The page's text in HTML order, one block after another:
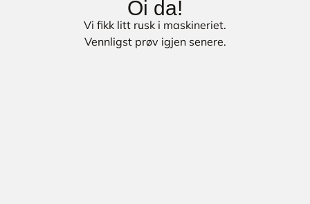
Oi da!
Vi fikk litt rusk i maskineriet.
Vennligst prøv igjen senere.